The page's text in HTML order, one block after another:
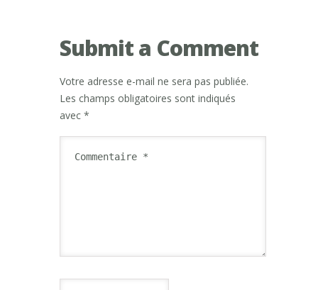
Submit a Comment
Votre adresse e-mail ne sera pas publiée.
Les champs obligatoires sont indiqués
avec *